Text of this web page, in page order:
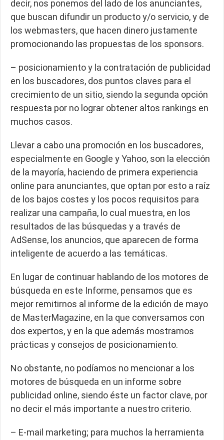
decir, nos ponemos del lado de los anunciantes,
que buscan difundir un producto y/o servicio, y de
los webmasters, que hacen dinero justamente
promocionando las propuestas de los sponsors.
– posicionamiento y la contratación de publicidad
en los buscadores, dos puntos claves para el
crecimiento de un sitio, siendo la segunda opción
respuesta por no lograr obtener altos rankings en
muchos casos.
Llevar a cabo una promoción en los buscadores,
especialmente en Google y Yahoo, son la elección
de la mayoría, haciendo de primera experiencia
online para anunciantes, que optan por esto a raíz
de los bajos costes y los pocos requisitos para
realizar una campaña, lo cual muestra, en los
resultados de las búsquedas y a través de
AdSense, los anuncios, que aparecen de forma
inteligente de acuerdo a las temáticas.
En lugar de continuar hablando de los motores de
búsqueda en este Informe, pensamos que es
mejor remitirnos al informe de la edición de mayo
de MasterMagazine, en la que conversamos con
dos expertos, y en la que además mostramos
prácticas y consejos de posicionamiento.
No obstante, no podíamos no mencionar a los
motores de búsqueda en un informe sobre
publicidad online, siendo éste un factor clave, por
no decir el más importante a nuestro criterio.
– E-mail marketing; para muchos la herramienta